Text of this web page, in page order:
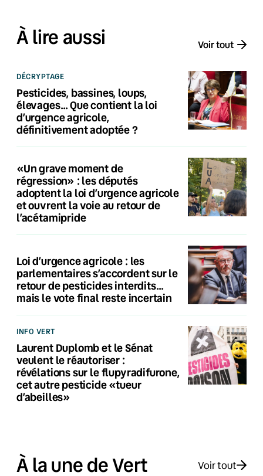
À lire aussi Voir tout
DÉCRYPTAGE
Pesticides, bassines, loups,
élevages… Que contient la loi
d’urgence agricole,
définitivement adoptée ?
«Un grave moment de
régression» : les députés
adoptent la loi d’urgence agricole
et ouvrent la voie au retour de
l’acétamipride
Loi d’urgence agricole : les
parlementaires s’accordent sur le
retour de pesticides interdits…
mais le vote final reste incertain
INFO VERT
Laurent Duplomb et le Sénat
veulent le réautoriser :
révélations sur le flupyradifurone,
cet autre pesticide «tueur
d’abeilles»
À la une de Vert Voir tout